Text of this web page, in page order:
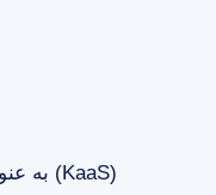
Kubernetes به عنوان یک سرویس (KaaS)